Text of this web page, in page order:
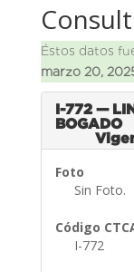
Éstos datos
marzo 20,
I-772 —
BOGADO
Foto
Sin Foto.
Código
I-772